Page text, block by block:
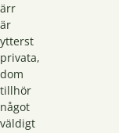
ärr
är
ytterst
privata,
dom
tillhör
något
väldigt